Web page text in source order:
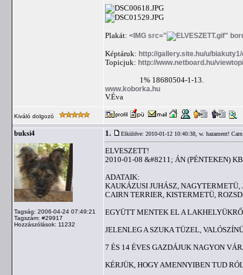
Plakát: <IMG src=" "
Képtáruk: http://gallery.site.hu/u/
Topicjuk: http://www.netboard.hu/
1% 18680504-1-13.
www.koborka.hu
V.Éva
Kiváló dolgozó
buksi4
Tagság: 2006-04-24 07:49:21
Tagszám: #29917
Hozzászólások: 11232
1. Elküldve: 2010-01-12 10:40:38, w. hazament!
ELVESZETT!
2010-01-08 &#8211; ÁN (PÉNTEKEN)
ADATAIK:
KAUKÁZUSI JUHÁSZ, NAGYTERMETÜ,
CAIRN TERRIER, KISTERMETÜ,
EGYÜTT MENTEK EL A
JELENLEG A SZUKA TÜZEL,
7 ÉS 14 ÉVES GAZDÁJUK NAGYON
KÉRJÜK, HOGY AMENNYIBEN TUD